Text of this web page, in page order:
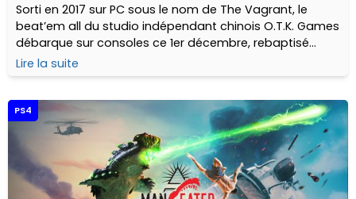
Sorti en 2017 sur PC sous le nom de The Vagrant, le
beat’em all du studio indépendant chinois O.T.K. Games
débarque sur consoles ce 1er décembre, rebaptisé
Sword of The Vagrant. C’est parti pour la version Switch
!
Lire la suite
PS4